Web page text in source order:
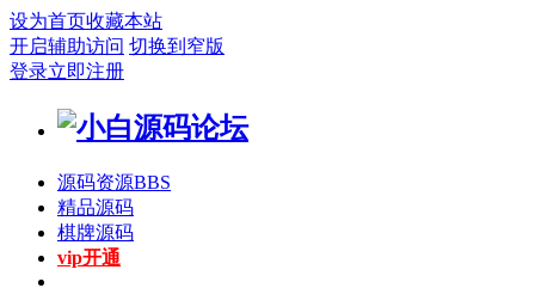
设为首页收藏本站
开启辅助访问 切换到窄版
登录立即注册
源码资源BBS
精品源码
棋牌源码
vip开通